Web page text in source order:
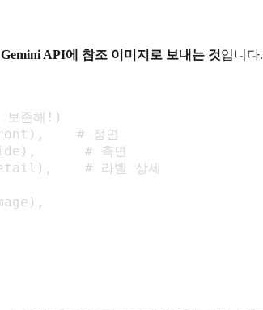
API에 참조 이미지로 보내는 것입니다.
존해!)
# 정면
# 측면
# 라벨 상세